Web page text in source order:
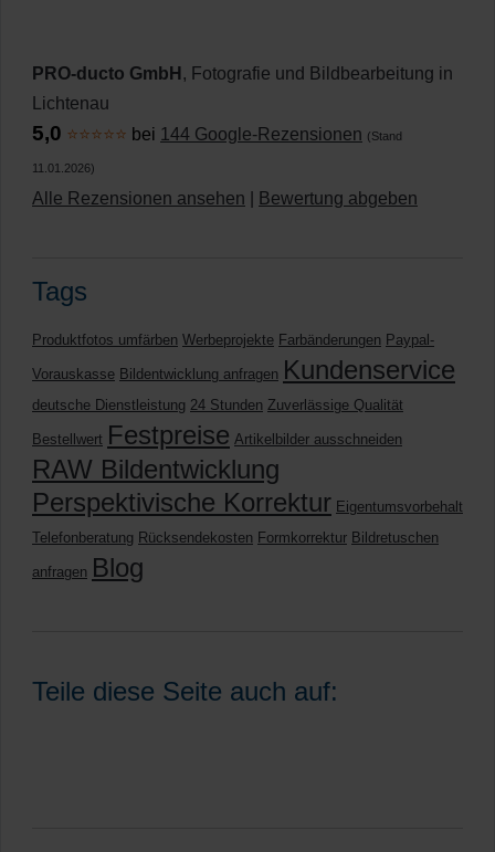
PRO-ducto GmbH , Fotografie und Bildbearbeitung in
Lichtenau
5,0 ⭐⭐⭐⭐⭐ bei 144 Google-Rezensionen (Stand
11.01.2026)
Alle Rezensionen ansehen Bewertung abgeben
Tags
Produktfotos umfärben Werbeprojekte Farbänderungen Paypal-
Vorauskasse Bildentwicklung anfragen Kundenservice
deutsche Dienstleistung 24 Stunden Zuverlässige Qualität
Bestellwert Festpreise Artikelbilder ausschneiden
RAW Bildentwicklung
Perspektivische Korrektur Eigentumsvorbehalt
Telefonberatung Rücksendekosten Formkorrektur Bildretuschen
anfragen Blog
Teile diese Seite auch auf: